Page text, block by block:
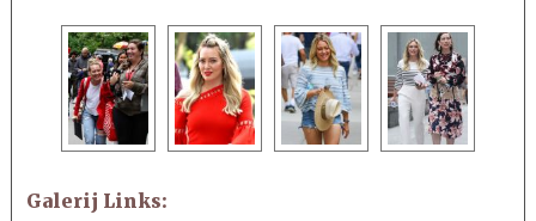
SET
Galerij Links: